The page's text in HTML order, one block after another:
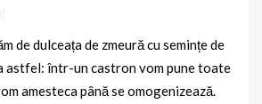
de dulceața de zmeură cu semințe de
astfel: într-un castron vom pune toate
amesteca până se omogenizează.